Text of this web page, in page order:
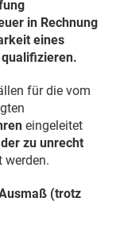
in Rechnung
eines
qualifizieren.
für die vom
eingeleitet
zu unrecht
werden.
(trotz